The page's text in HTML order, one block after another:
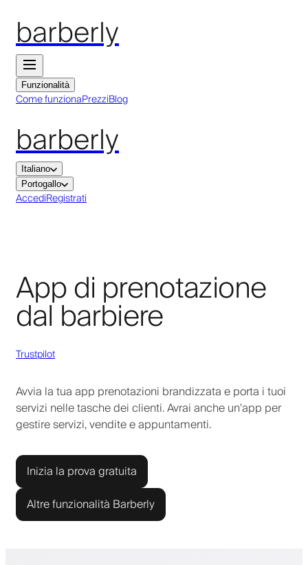
barberly
Funzionalità
Come funzionaPrezziBlog
barberly
Italiano
Portogallo
AccediRegistrati
App di prenotazione
dal barbiere
Trustpilot
Avvia la tua app prenotazioni brandizzata e porta i tuoi
servizi nelle tasche dei clienti. Avrai anche un'app per
gestire servizi, vendite e appuntamenti.
Inizia la prova gratuita
Altre funzionalità Barberly